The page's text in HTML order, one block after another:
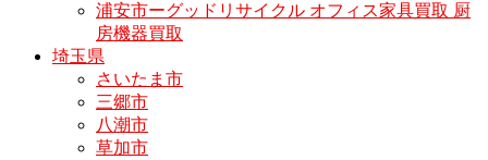
浦安市ーグッドリサイクル オフィス家具買取 厨
房機器買取
埼玉県
さいたま市
三郷市
八潮市
草加市